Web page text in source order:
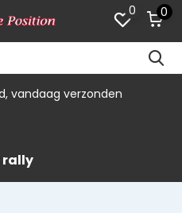
0 0
vandaag verzonden
rally